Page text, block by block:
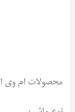
محصولات ام وی